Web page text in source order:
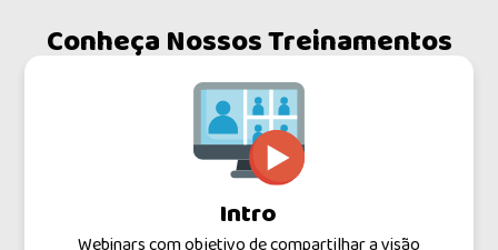
Conheça Nossos Treinamentos
Intro